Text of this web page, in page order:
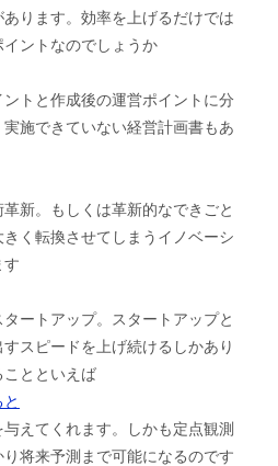
ります。効率を上げるだけでは
ントなのでしょうか
トと作成後の運営ポイントに分
施できていない経営計画書もあ
新。もしくは革新的なできごと
く転換させてしまうイノベーシ
す
ートアップ。スタートアップと
スピードを上げ続けるしかあり
ことといえば
えてくれます。しかも定点観測
将来予測まで可能になるのです